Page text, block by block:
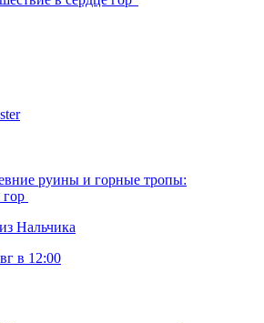
руины и горные тропы:
гор
Нальчика
в 12:00